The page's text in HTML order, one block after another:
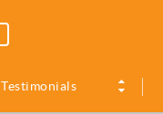
Testimonials